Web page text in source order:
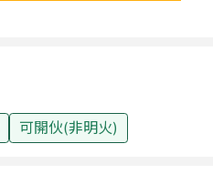
可開伙(非明火)